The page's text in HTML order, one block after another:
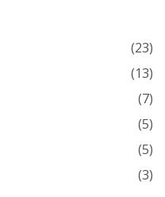
(23)
(13)
(7)
(5)
(5)
(3)